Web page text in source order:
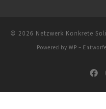
© 2026 Netzwerk Konkrete
Powered by WP –